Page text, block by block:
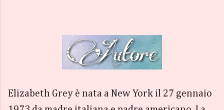
Elizabeth Grey è nata a New York il 27 gennaio